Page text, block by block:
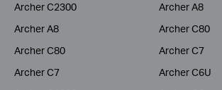
Archer C2300
Archer A8
Archer A8
Archer C80
Archer C80
Archer C7
Archer C7
Archer C6U